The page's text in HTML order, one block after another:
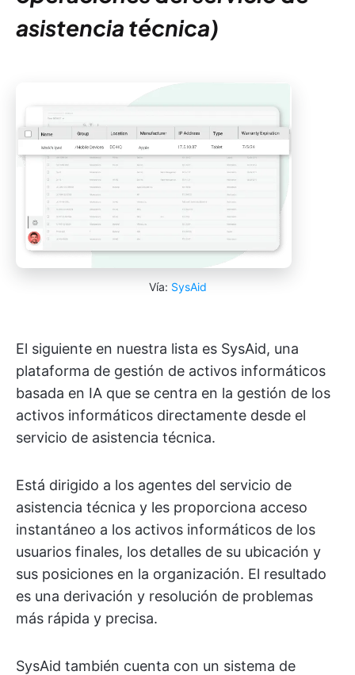
asistencia técnica)
Vía: SysAid
El siguiente en nuestra lista es SysAid, una
plataforma de gestión de activos informáticos
basada en IA que se centra en la gestión de los
activos informáticos directamente desde el
servicio de asistencia técnica.
Está dirigido a los agentes del servicio de
asistencia técnica y les proporciona acceso
instantáneo a los activos informáticos de los
usuarios finales, los detalles de su ubicación y
sus posiciones en la organización. El resultado
es una derivación y resolución de problemas
más rápida y precisa.
SysAid también cuenta con un sistema de